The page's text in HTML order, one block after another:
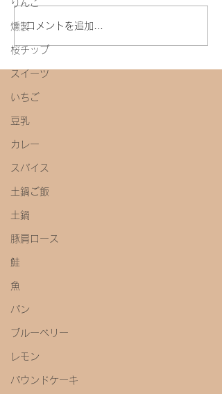
りんご
燻製
桜チップ
スイーツ
いちご
豆乳
カレー
スパイス
土鍋ご飯
土鍋
豚肩ロース
鮭
魚
パン
ブルーベリー
レモン
パウンドケーキ
今年初めての味噌教室
コメントを追加…